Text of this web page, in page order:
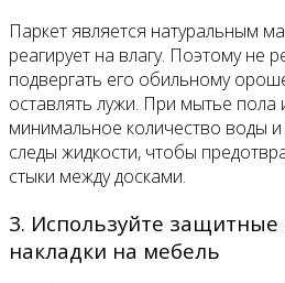
Паркет является натуральным
реагирует на влагу. Поэтому не
подвергать его обильному
оставлять лужи. При мытье пола
минимальное количество воды
следы жидкости, чтобы
стыки между досками.
3. Используйте защитные
накладки на мебель